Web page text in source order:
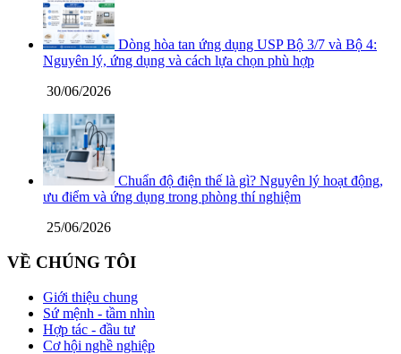
Dòng hòa tan ứng dụng USP Bộ 3/7 và Bộ 4:
Nguyên lý, ứng dụng và cách lựa chọn phù hợp
30/06/2026
Chuẩn độ điện thế là gì? Nguyên lý hoạt động,
ưu điểm và ứng dụng trong phòng thí nghiệm
25/06/2026
VỀ CHÚNG TÔI
Giới thiệu chung
Sứ mệnh - tầm nhìn
Hợp tác - đầu tư
Cơ hội nghề nghiệp